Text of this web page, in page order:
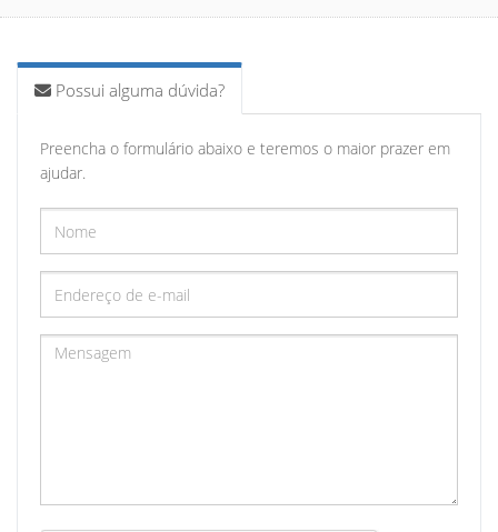
Possui alguma dúvida?
Preencha o formulário abaixo e teremos o maior prazer em
ajudar.